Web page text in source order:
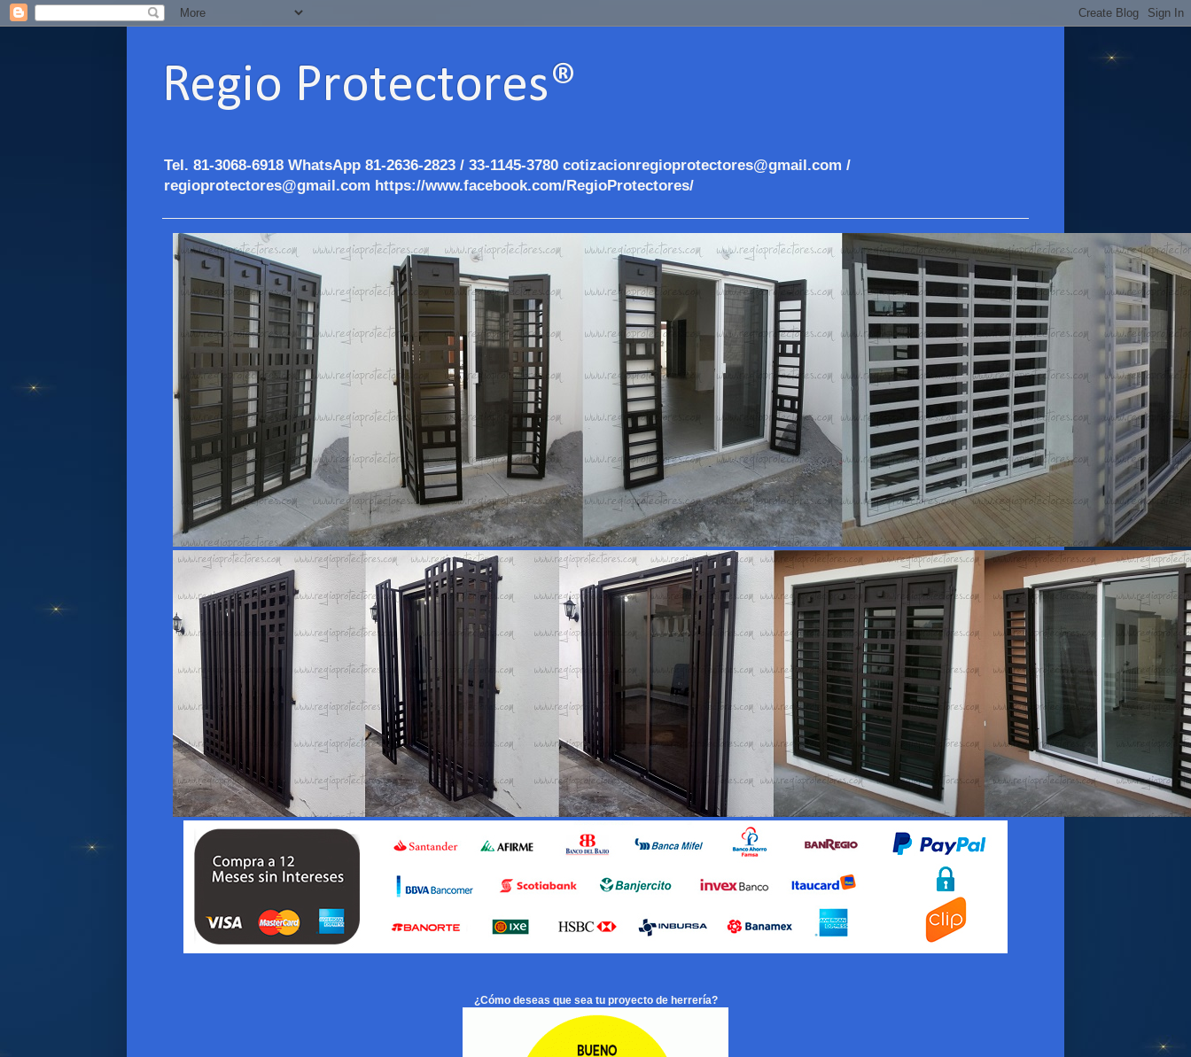
Regio Protectores®
Tel. 81-3068-6918 WhatsApp 81-2636-2823 / 33-1145-3780 cotizacionregioprotectores@gmail.com /
regioprotectores@gmail.com https://www.facebook.com/RegioProtectores/
¿Cómo deseas que sea tu proyecto de herrería?